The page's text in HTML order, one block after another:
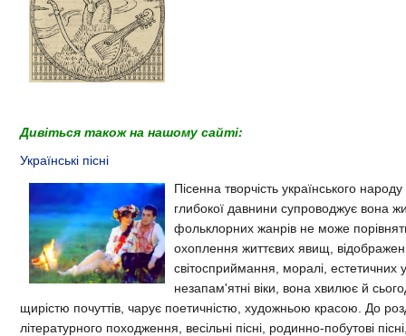
Дивіться також на нашому сайті:
Українські пісні
Пісенна творчість українського
глибокої давнини супроводжує вона
фольклорних жанрів не може
охоплення життєвих явищ,
світосприймання, моралі,
незапам'ятні віки, вона хвилює й
щирістю почуттів, чарує поетичністю, художньою красою. До
літературного походження, весільні пісні, родинно-побутові